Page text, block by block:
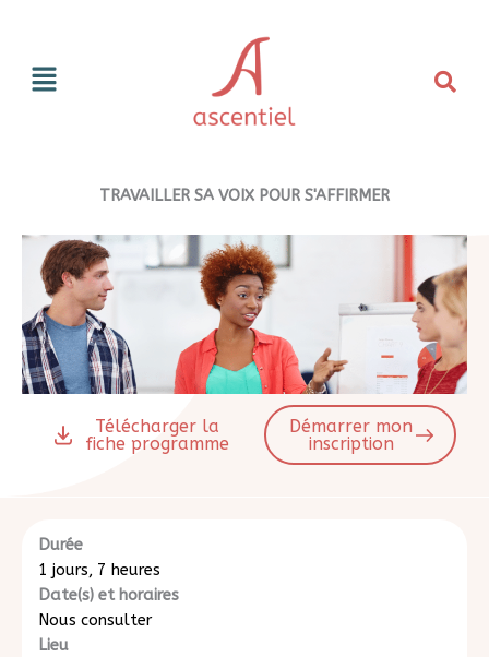
contenu
Menu
TRAVAILLER SA VOIX POUR S'AFFIRMER
Télécharger la
fiche programme
Démarrer mon
inscription
Durée
1 jours, 7 heures
Date(s) et horaires
Nous consulter
Lieu